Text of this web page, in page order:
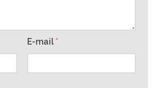
E-mail *